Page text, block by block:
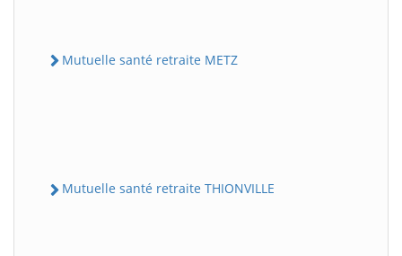
Mutuelle santé retraite METZ
Mutuelle santé retraite THIONVILLE